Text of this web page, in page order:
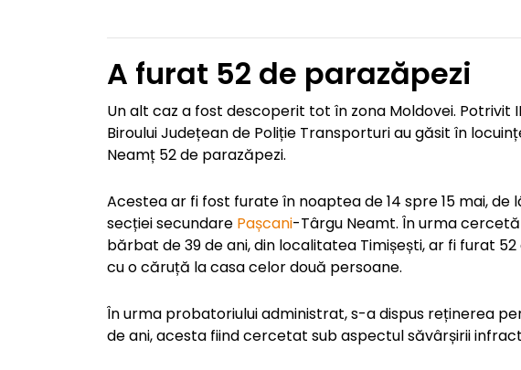
A furat 52 de parazăpezi
Un alt caz a fost descoperit tot în zona Moldovei. Potrivit
Biroului Județean de Poliție Transporturi au găsit în
Neamț 52 de parazăpezi.
Acestea ar fi fost furate în noaptea de 14 spre 15 mai,
secției secundare Pașcani-Târgu Neamt. În urma
bărbat de 39 de ani, din localitatea Timișești, ar fi furat
cu o căruță la casa celor două persoane.
În urma probatoriului administrat, s-a dispus reținerea
de ani, acesta fiind cercetat sub aspectul săvârșirii